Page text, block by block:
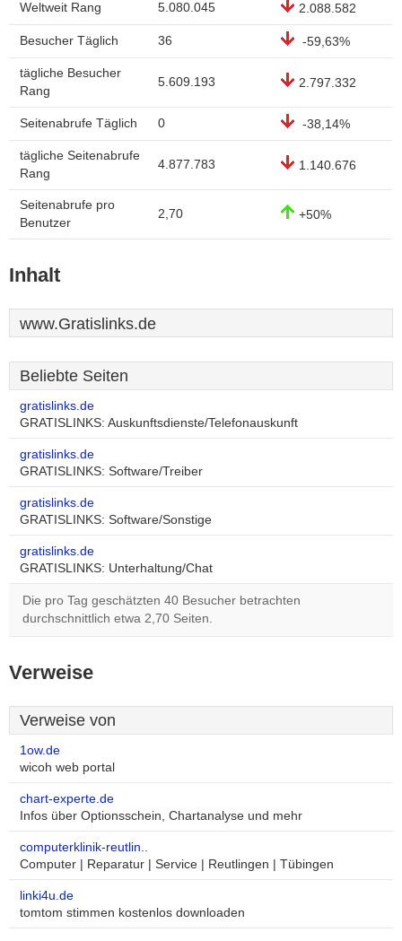
Weltweit Rang 5.080.045 2.088.582
Besucher Täglich 36 -59,63%
tägliche Besucher
Rang
5.609.193 2.797.332
Seitenabrufe Täglich 0 -38,14%
tägliche Seitenabrufe
Rang
4.877.783 1.140.676
Seitenabrufe pro
Benutzer
2,70 +50%
Inhalt
www.Gratislinks.de
Beliebte Seiten
gratislinks.de
GRATISLINKS: Auskunftsdienste/Telefonauskunft
gratislinks.de
GRATISLINKS: Software/Treiber
gratislinks.de
GRATISLINKS: Software/Sonstige
gratislinks.de
GRATISLINKS: Unterhaltung/Chat
Die pro Tag geschätzten 40 Besucher betrachten
durchschnittlich etwa 2,70 Seiten.
Verweise
Verweise von
1ow.de
wicoh web portal
chart-experte.de
Infos über Optionsschein, Chartanalyse und mehr
computerklinik-reutlin..
Computer | Reparatur | Service | Reutlingen | Tübingen
linki4u.de
tomtom stimmen kostenlos downloaden